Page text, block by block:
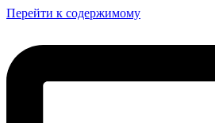
Перейти к содержимому